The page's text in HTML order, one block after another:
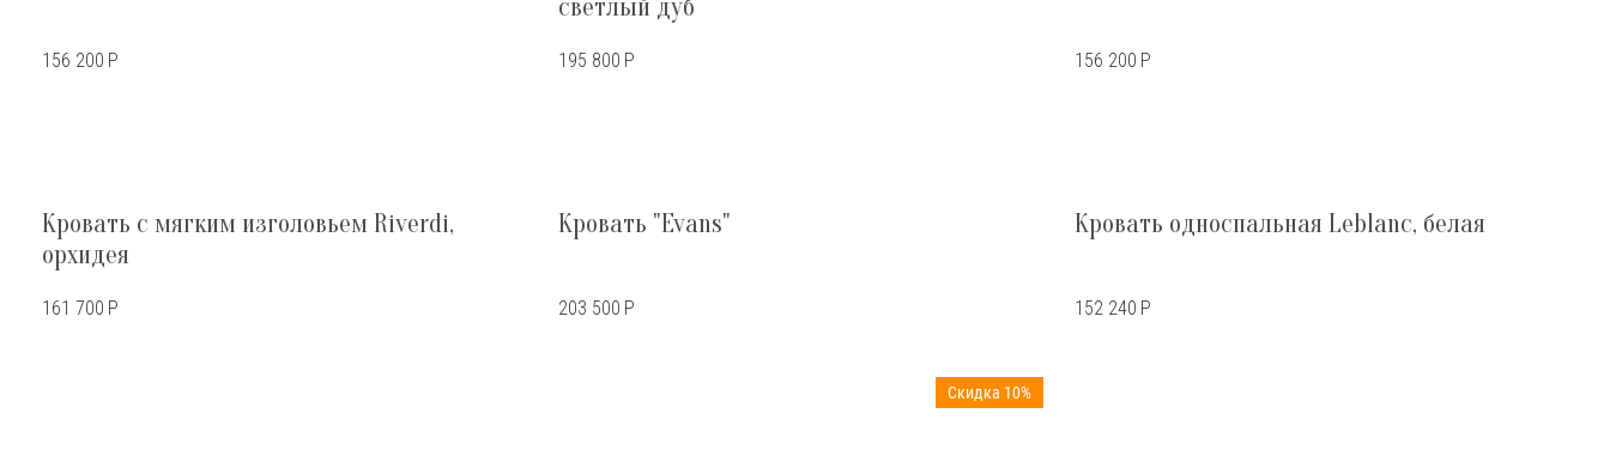
156 200 Р
светлый дуб
195 800 Р 156 200 Р
Кровать с мягким изголовьем Riverdi,
орхидея
161 700 Р
Кровать "Evans"
203 500 Р
Кровать односпальная Leblanc, белая
152 240 Р
Скидка 10%